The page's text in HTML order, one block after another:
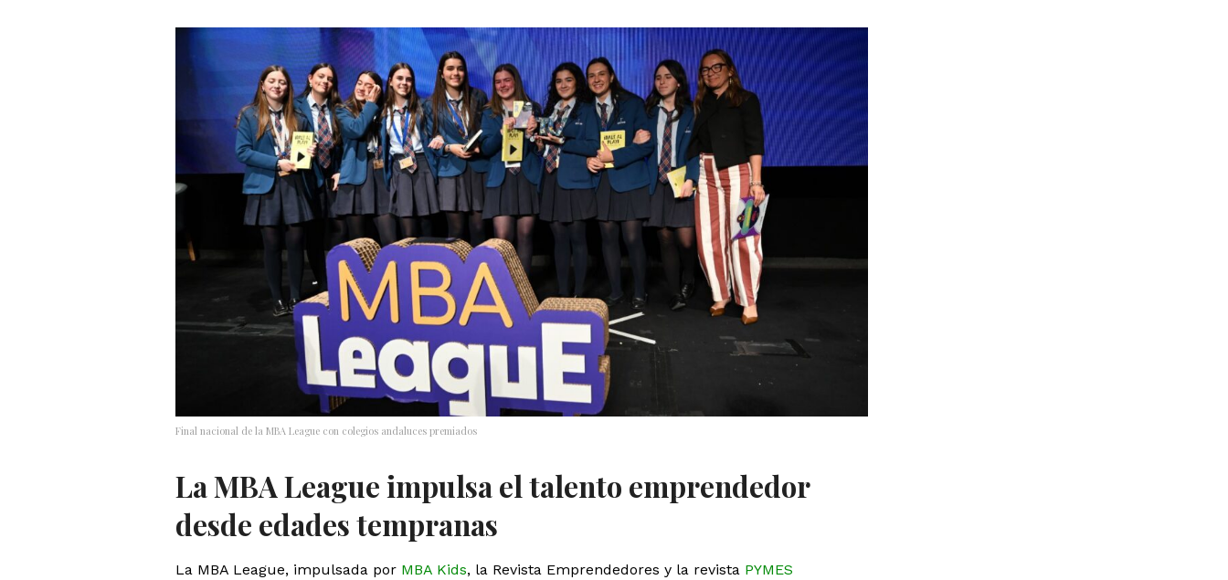
Final nacional de la MBA League con colegios andaluces premiados
La MBA League impulsa el talento emprendedor
desde edades tempranas
La MBA League, impulsada por MBA Kids, la Revista Emprendedores y la revista PYMES